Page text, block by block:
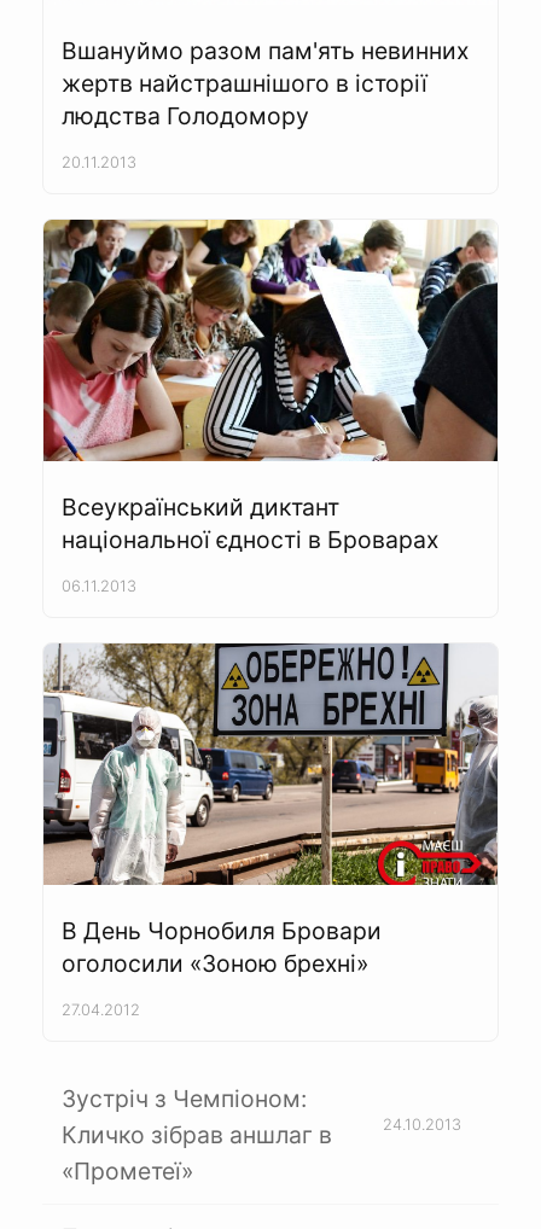
Вшануймо разом пам'ять невинних
жертв найстрашнішого в історії
людства Голодомору
20.11.2013
Всеукраїнський диктант
національної єдності в Броварах
06.11.2013
В День Чорнобиля Бровари
оголосили «Зоною брехні»
27.04.2012
Зустріч з Чемпіоном:
Кличко зібрав аншлаг в
«Прометеї»
24.10.2013